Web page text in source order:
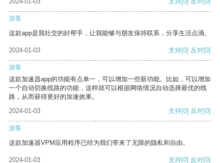
游客
这款app是我社交的好帮手，让我能够与朋友保持联系，分享生活点滴。
2024-01-03 支持[0] 反对[0]
游客
这款加速器app的功能有点单一，可以增加一些新功能。比如，可以增加
一个自动切换线路的功能，这样就可以根据网络情况自动选择最优的线
路，从而获得更好的加速效果。
2024-01-03
支持[0] 反对[0]
游客
这款加速器VPM应用程序已经为我们带来了无限的隐私和自由。
2024-01-03 支持[0] 反对[0]